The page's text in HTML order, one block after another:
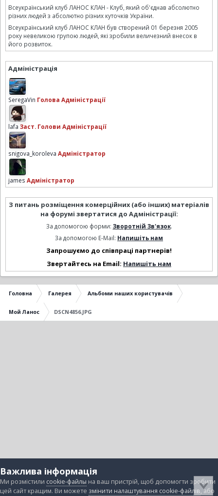
Всеукраїнський клуб ЛАНОС КЛАН - Клуб, який об'єднав абсолютно
різних людей з абсолютно різних куточків України.
Всеукраїнський клуб ЛАНОС КЛАН був створений 01 березня 2005
року невеликою групою людей, які зробили величезний внесок в
його розвиток.
Адміністрація
SeregaVin Голова Адміністрації
lafa Заст. Голови Адміністрації
snigova_koroleva Адміністратор
james Адміністратор
З питань розміщення комерційних (або інших) матеріалів
на форумі звертатися до Адміністрації:
За допомогою форми: Зворотній Зв'язок.
За допомогою E-Mail: Напишіть нам
Запрошуємо до співпраці партнерів!
Звертайтесь на Email: Напишіть нам
Головна Галерея Альбоми наших користувачів
Мой Ланос DSCN4856.JPG
Важлива інформація
Ми розмістили cookie-файлы на ваш пристрій, щоб допомогти зробити
цей сайт кращим. Ви можете змінити налаштування cookie-файлів, або